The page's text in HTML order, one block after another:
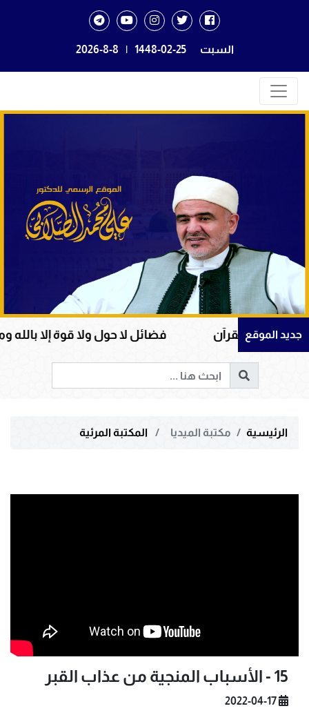
السبت 1448-02-25
|
2026-8-8
جديد الموقع
صحف القرآن فضائل لا حول ولا قوة إلا بالله
الرئيسية مكتبة الميديا المكتبة المرئية
15 - الأسباب المنجية من عذاب القبر
2022-04-17